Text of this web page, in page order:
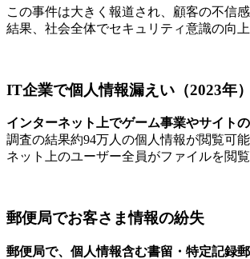
この事件は大きく報道され、顧客の不信
結果、社会全体でセキュリティ意識の向
IT企業で個人情報漏えい（2023年）
インターネット上でゲーム事業やサイト
調査の結果約94万人の個人情報が閲覧可
ネット上のユーザー全員がファイルを閲
郵便局でお客さま情報の紛失
郵便局で、個人情報含む書留・特定記録